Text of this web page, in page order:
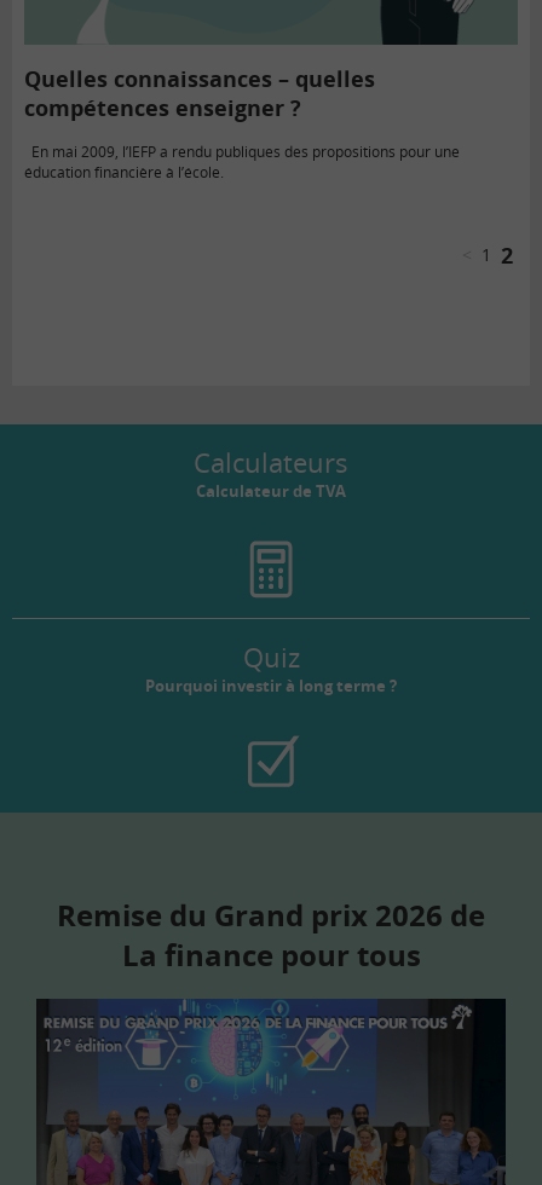
Quelles connaissances – quelles
compétences enseigner ?
En mai 2009, l’IEFP a rendu publiques des propositions pour une
éducation financière à l’école.
1 2
Calculateurs
Calculateur de TVA
Quiz
Pourquoi investir à long terme ?
Remise du Grand prix 2026 de
La finance pour tous